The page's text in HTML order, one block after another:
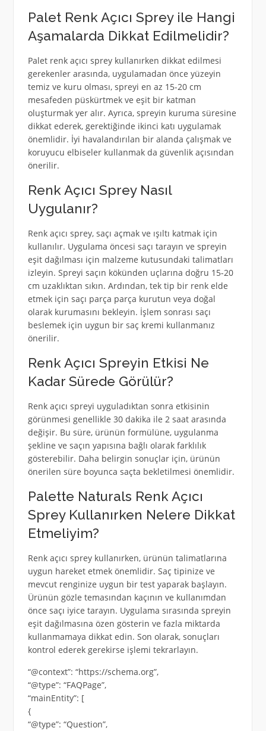
Palet Renk Açıcı Sprey ile Hangi
Aşamalarda Dikkat Edilmelidir?
Palet renk açıcı sprey kullanırken dikkat edilmesi
gerekenler arasında, uygulamadan önce yüzeyin
temiz ve kuru olması, spreyi en az 15-20 cm
mesafeden püskürtmek ve eşit bir katman
oluşturmak yer alır. Ayrıca, spreyin kuruma süresine
dikkat ederek, gerektiğinde ikinci katı uygulamak
önemlidir. İyi havalandırılan bir alanda çalışmak ve
koruyucu elbiseler kullanmak da güvenlik açısından
önerilir.
Renk Açıcı Sprey Nasıl
Uygulanır?
Renk açıcı sprey, saçı açmak ve ışıltı katmak için
kullanılır. Uygulama öncesi saçı tarayın ve spreyin
eşit dağılması için malzeme kutusundaki talimatları
izleyin. Spreyi saçın kökünden uçlarına doğru 15-20
cm uzaklıktan sıkın. Ardından, tek tip bir renk elde
etmek için saçı parça parça kurutun veya doğal
olarak kurumasını bekleyin. İşlem sonrası saçı
beslemek için uygun bir saç kremi kullanmanız
önerilir.
Renk Açıcı Spreyin Etkisi Ne
Kadar Sürede Görülür?
Renk açıcı spreyi uyguladıktan sonra etkisinin
görünmesi genellikle 30 dakika ile 2 saat arasında
değişir. Bu süre, ürünün formülüne, uygulanma
şekline ve saçın yapısına bağlı olarak farklılık
gösterebilir. Daha belirgin sonuçlar için, ürünün
önerilen süre boyunca saçta bekletilmesi önemlidir.
Palette Naturals Renk Açıcı
Sprey Kullanırken Nelere Dikkat
Etmeliyim?
Renk açıcı sprey kullanırken, ürünün talimatlarına
uygun hareket etmek önemlidir. Saç tipinize ve
mevcut renginize uygun bir test yaparak başlayın.
Ürünün gözle temasından kaçının ve kullanımdan
önce saçı iyice tarayın. Uygulama sırasında spreyin
eşit dağılmasına özen gösterin ve fazla miktarda
kullanmamaya dikkat edin. Son olarak, sonuçları
kontrol ederek gerekirse işlemi tekrarlayın.
“@context”: “https://schema.org”,
“@type”: “FAQPage”,
“mainEntity”: [
{
“@type”: “Question”,